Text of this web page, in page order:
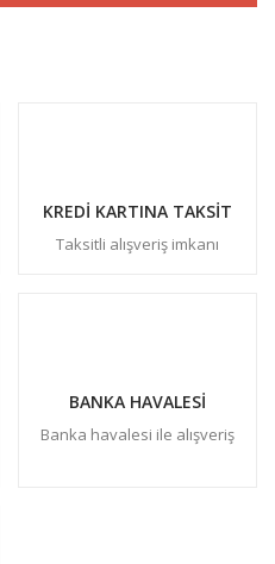
KREDİ KARTINA TAKSİT
Taksitli alışveriş imkanı
BANKA HAVALESİ
Banka havalesi ile alışveriş